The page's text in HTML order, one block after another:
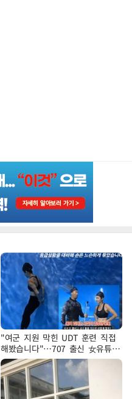
"여군 지원 막힌 UDT 훈련 직접
해봤습니다"…707 출신 女유튜버
'완벽 소화'